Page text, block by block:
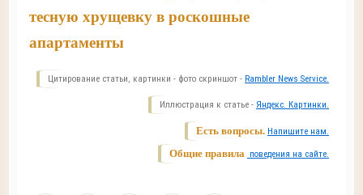
тесную хрущевку в роскошные
апартаменты
Цитирование статьи, картинки - фото скриншот - Rambler News Service.
Иллюстрация к статье - Яндекс. Картинки.
Есть вопросы. Напишите нам.
Общие правила поведения на сайте.